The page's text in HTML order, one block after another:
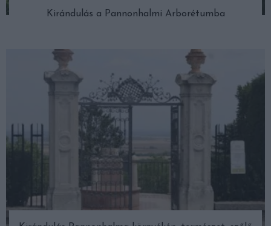
Kirándulás a Pannonhalmi Arborétumba